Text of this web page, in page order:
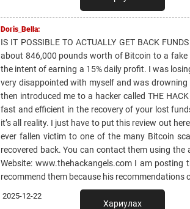
Doris_Bella:
IS IT POSSIBLE TO ACTUALLY GET BACK
about 846,000 pounds worth of Bitcoin to a
the intent of earning a 15% daily profit. I was
very disappointed with myself and was
then introduced me to a hacker called THE
fast and efficient in the recovery of your lost
it’s all reality. I just have to put this review out
ever fallen victim to one of the many Bitcoin
recovered back. You can contact them using
Website: www.thehackangels.com I am
recommend them because his recommendations
2025-12-22
Хариулах